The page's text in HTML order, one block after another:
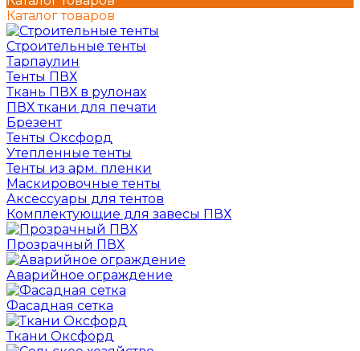
Каталог товаров
Строительные тенты
Тарпаулин
Тенты ПВХ
Ткань ПВХ в рулонах
ПВХ ткани для печати
Брезент
Тенты Оксфорд
Утепленные тенты
Тенты из арм. пленки
Маскировочные тенты
Аксессуары для тентов
Комплектующие для завесы ПВХ
Прозрачный ПВХ
Аварийное ограждение
Фасадная сетка
Ткани Оксфорд